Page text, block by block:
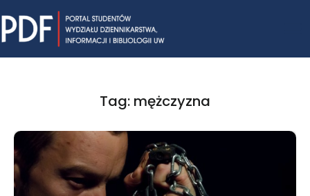
to
content
Tag: mężczyzna